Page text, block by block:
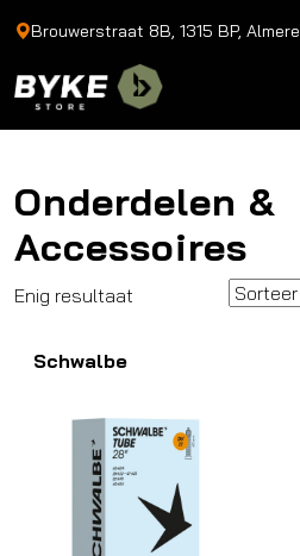
Brouwerstraat 8B, 1315 BP, Almere
Onderdelen &
Accessoires
Enig resultaat
Schwalbe